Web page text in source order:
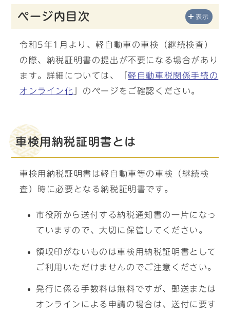
ページ内目次 表示
令和5年1月より、軽自動車の車検（継続検査）
の際、納税証明書の提出が不要になる場合があり
ます。詳細については、「軽自動車税関係手続の
オンライン化
」のページをご確認ください。
車検用納税証明書とは
車検用納税証明書は軽自動車等の車検（継続検
査）時に必要となる納税証明書です。
市役所から送付する納税通知書の一片になっ
ていますので、大切に保管してください。
領収印がないものは車検用納税証明書として
ご利用いただけませんのでご注意ください。
発行に係る手数料は無料ですが、郵送または
オンラインによる申請の場合は、送付に要す